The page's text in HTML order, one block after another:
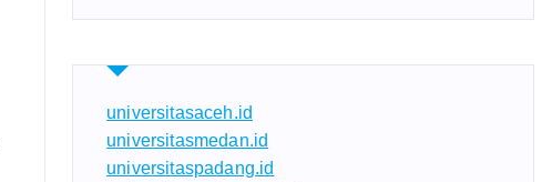
universitasaceh.id
universitasmedan.id
universitaspadang.id